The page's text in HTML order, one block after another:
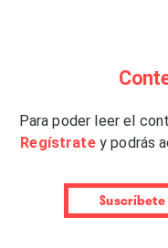
primer orden. Ha
Sus incursiones
sobre el asunto:
años– tan
Para poder leer el
Regístrate y podrás
Suscríbete